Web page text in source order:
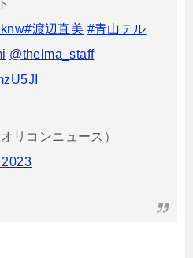
#渡辺直美 #青山テル
@thelma_staff
リコンニュース）